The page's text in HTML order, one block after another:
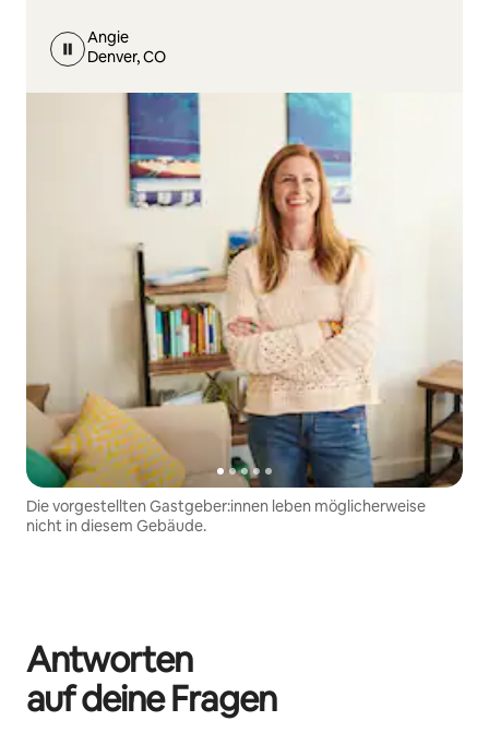
Angie
Denver, CO
Die vorgestellten Gastgeber:innen leben möglicherweise
nicht in diesem Gebäude.
Antworten
auf deine Fragen